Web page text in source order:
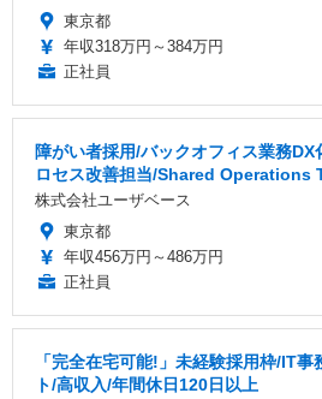
東京都
年収318万円～384万円
正社員
障がい者採用/バックオフィス業務
ロセス改善担当/Shared Operations
株式会社ユーザベース
東京都
年収456万円～486万円
正社員
「完全在宅可能!」未経験採用枠/IT
ト/高収入/年間休日120日以上